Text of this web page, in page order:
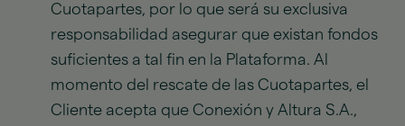
Cuotapartes, por lo que será su exclusiva
responsabilidad asegurar que existan fondos
suficientes a tal fin en la Plataforma. Al
momento del rescate de las Cuotapartes, el
Cliente acepta que Conexión y Altura S.A.,